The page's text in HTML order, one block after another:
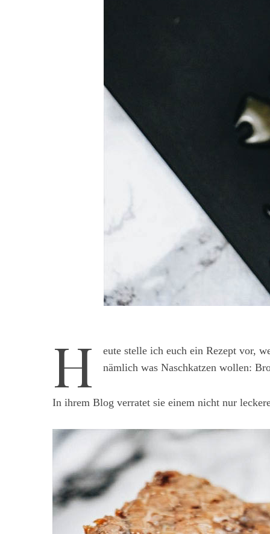
H eute stelle ich euch ein Rezept vor,
nämlich was Naschkatzen wollen:
In ihrem Blog verratet sie einem nicht nur